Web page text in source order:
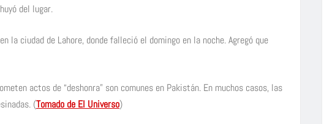
del lugar.
la ciudad de Lahore, donde falleció el domingo en la noche. Agregó que
actos de “deshonra” son comunes en Pakistán. En muchos casos, las
(Tomado de El Universo)